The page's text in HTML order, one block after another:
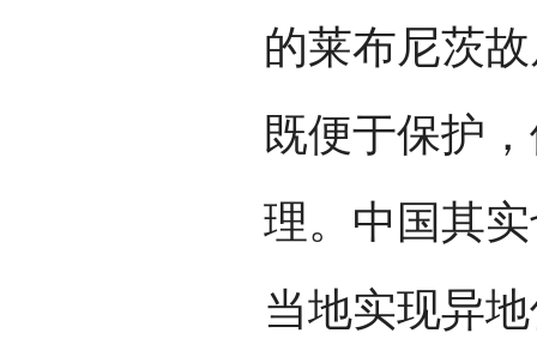
的莱布尼茨
既便于保护
理。中国其
当地实现异